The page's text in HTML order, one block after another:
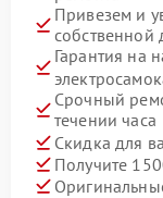
Привезем и
собственной
Гарантия на
Срочный
течении часа
Скидка для
Получите